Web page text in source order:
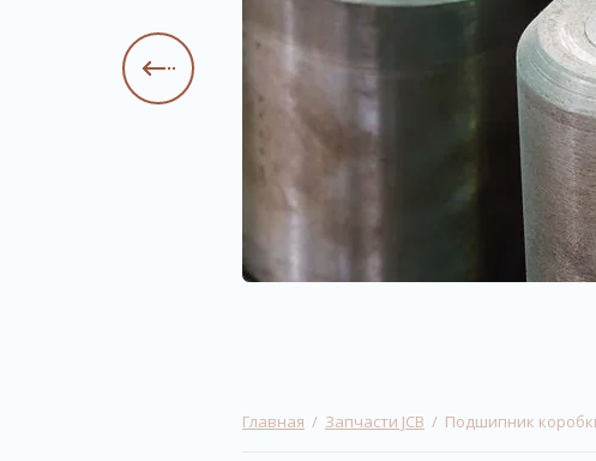
Главная
  /
Запчасти JCB
/  Подшипник